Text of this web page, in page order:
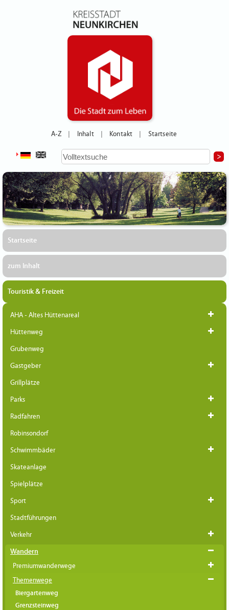
A-Z Inhalt Kontakt Startseite
Startseite
zum Inhalt
Touristik & Freizeit
AHA - Altes Hüttenareal
Hüttenweg
Grubenweg
Gastgeber
Grillplätze
Parks
Radfahren
Robinsondorf
Schwimmbäder
Skateanlage
Spielplätze
Sport
Stadtführungen
Verkehr
Wandern
Premiumwanderwege
Themenwege
Biergartenweg
Grenzsteinweg